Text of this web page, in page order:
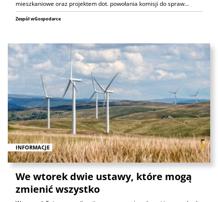
mieszkaniowe oraz projektem dot. powołania komisji do spraw…
Zespół wGospodarce
INFORMACJE
We wtorek dwie ustawy, które mogą
zmienić wszystko